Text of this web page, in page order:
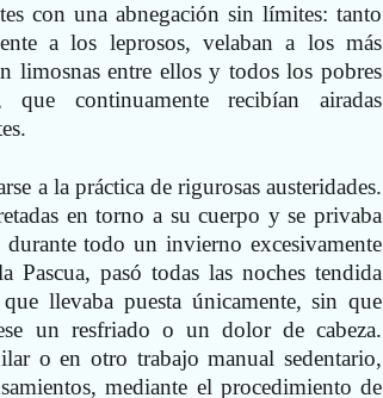
con una abnegación sin límites: tanto
a los leprosos, velaban a los más
limosnas entre ellos y todos los pobres
continuamente recibían airadas
a la práctica de rigurosas austeridades.
en torno a su cuerpo y se privaba
todo un invierno excesivamente
pasó todas las noches tendida
llevaba puesta únicamente, sin que
un resfriado o un dolor de cabeza.
o en otro trabajo manual sedentario,
mediante el procedimiento de